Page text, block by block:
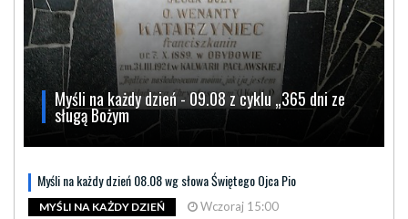
Myśli na każdy dzień - 09.08 z cyklu „365 dni ze
sługą Bożym
Myśli na każdy dzień 08.08 wg słowa Świętego Ojca Pio
MYŚLI NA KAŻDY DZIEŃ Wczoraj 15:00